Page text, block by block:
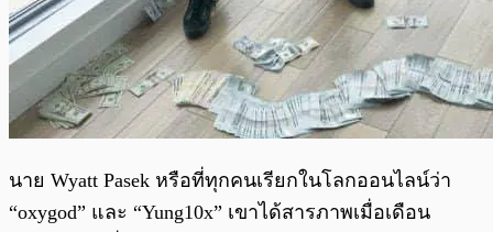
นาย Wyatt Pasek หรือที่ทุกคนเรียกในโลกออนไลน์ว่า
“oxygod” และ “Yung10x” เขาได้สารภาพเมื่อเดือน